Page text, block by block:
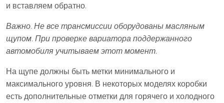
и вставляем обратно.
Важно. Не все трансмиссии оборудованы масляным
щупом. При проверке вариатора поддержанного
автомобиля учитываем этот момент.
На щупе должны быть метки минимального и
максимального уровня. В некоторых моделях коробки
есть дополнительные отметки для горячего и холодного